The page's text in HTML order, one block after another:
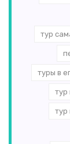
тур
туры в
тур
тур